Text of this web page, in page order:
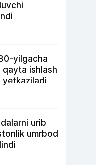
yilgacha
ishlash
yetkaziladi
urib
umrbod